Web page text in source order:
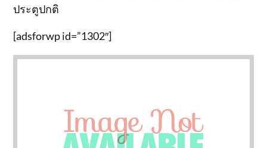
ประตูปกติ
[adsforwp id=”1302″]